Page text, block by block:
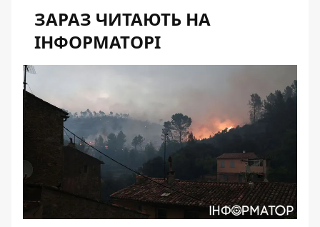
ЗАРАЗ ЧИТАЮТЬ НА
ІНФОРМАТОРІ